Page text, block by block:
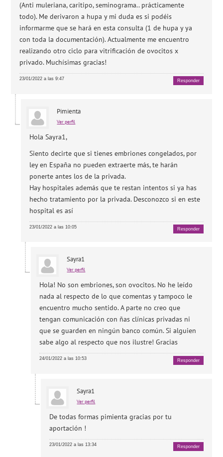
(Anti muleriana, caritipo, seminograma.. prácticamente
todo). Me derivaron a hupa y mi duda es si podéis
informarme que se hará en esta consulta (1 de hupa y ya
con toda la documentación). Actualmente me encuentro
realizando otro ciclo para vitrificación de ovocitos x
privado. Muchísimas gracias!
23/01/2022 a las 9:47 Responder
Pimienta
Ver perfil
Hola Sayra1,
Siento decirte que si tienes embriones congelados, por
ley en España no pueden extraerte más, te harán
ponerte antes los de la privada.
Hay hospitales además que te restan intentos si ya has
hecho tratamiento por la privada. Desconozco si en este
hospital es así
23/01/2022 a las 10:05 Responder
Sayra1
Ver perfil
Hola! No son embriones, son ovocitos. No he leído
nada al respecto de lo que comentas y tampoco le
encuentro mucho sentido. A parte no creo que
tengan comunicación con ñas clínicas privadas ni
que se guarden en ningún banco común. Si alguien
sabe algo al respecto que nos ilustre! Gracias
24/01/2022 a las 10:53 Responder
Sayra1
Ver perfil
De todas formas pimienta gracias por tu
aportación !
23/01/2022 a las 13:34 Responder